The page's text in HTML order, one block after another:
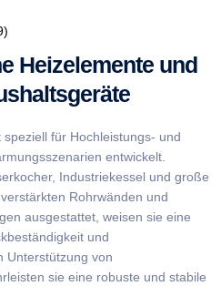
Heizelemente und
speziell für Hochleistungs- und
entwickelt.
Industriekessel und große
Rohrwänden und
ausgestattet, weisen sie eine
und
Unterstützung von
sie eine robuste und stabile